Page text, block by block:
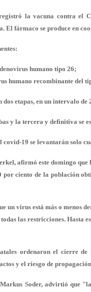
la vacuna contra el
fármaco se produce en
humano tipo 26;
humano recombinante del
etapas, en un intervalo de
y la tercera y definitiva se
19 se levantarán solo
afirmó este domingo
ciento de la población
un virus está más o menos
las restricciones. Hasta
ordenaron el cierre de
y el riesgo de
Soder, advirtió que